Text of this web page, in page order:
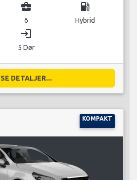
business_center
6
local_gas_station
Hybrid
login
5 Dør
SE DETALJER...
KOMPAKT